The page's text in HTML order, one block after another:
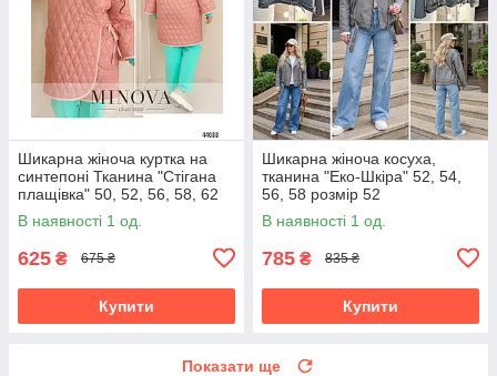
Шикарна жіноча куртка на
синтепоні Тканина "Стігана
плащівка" 50, 52, 56, 58, 62
50
В наявності 1 од.
625 ₴ 675 ₴
Купити
Шикарна жіноча косуха,
тканина "Еко-Шкіра" 52, 54,
56, 58 розмір 52
В наявності 1 од.
785 ₴ 835 ₴
Купити
Показати ще